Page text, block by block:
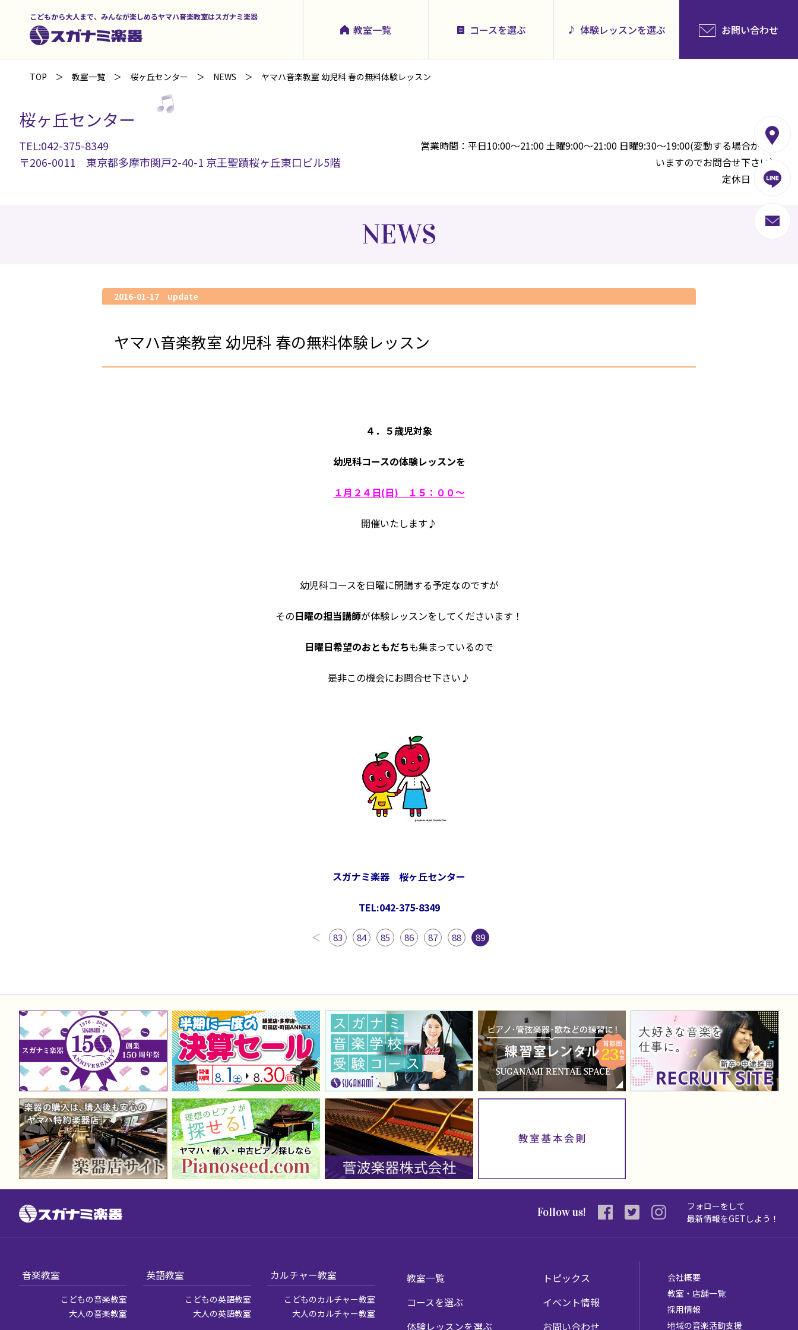
こどもから大人まで、みんなが楽しめるヤマハ音楽教室はスガナミ楽器
教室一覧 コースを選ぶ 体験レッスンを選ぶ お問い合わせ
TOP 教室一覧 桜ヶ丘センター NEWS ヤマハ音楽教室 幼児科 春の無料体験レッスン
桜ヶ丘センター
TEL:042-375-8349
〒206-0011 東京都多摩市関戸2-40-1 京王聖蹟桜ヶ丘東口ビル5階
営業時間：平日10:00～21:00 土曜9:00～21:00 日曜9:30～19:00(変動する場合がござ
いますのでお問合せ下さい）
定休日：祝日
NEWS
2016-01-17 update
ヤマハ音楽教室 幼児科 春の無料体験レッスン
４．５歳児対象
幼児科コースの体験レッスンを
１月２４日(日) １５：００～
開催いたします♪
幼児科コースを日曜に開講する予定なのですが
その日曜の担当講師が体験レッスンをしてくださいます！
日曜日希望のおともだちも集まっているので
是非この機会にお問合せ下さい♪
スガナミ楽器 桜ヶ丘センター
TEL:042-375-8349
83 84 85 86 87 88 89
Follow us!
フォローをして
最新情報をGETしよう！
音楽教室
こどもの音楽教室
大人の音楽教室
英語教室
こどもの英語教室
大人の英語教室
カルチャー教室
こどものカルチャー教室
大人のカルチャー教室
教室一覧
コースを選ぶ
体験レッスンを選ぶ
トピックス
イベント情報
お問い合わせ
会社概要
教室・店舗一覧
採用情報
地域の音楽活動支援